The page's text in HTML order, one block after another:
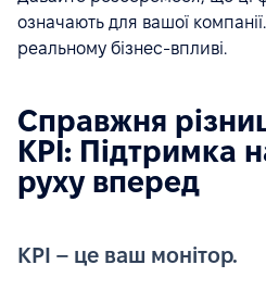
означають для вашої
реальному бізнес-впливі.
Справжня
KPI: Підтримка
руху вперед
KPI – це ваш монітор.